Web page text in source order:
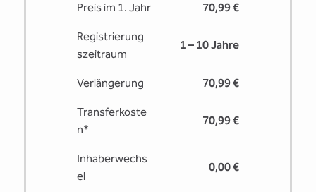
Preis im 1. Jahr 70,99 €
Registrierung
s­zeitraum
1 – 10 Jahre
Verlängerung 70,99 €
Transferkoste
n*
70,99 €
Inhaberwechs
el
0,00 €